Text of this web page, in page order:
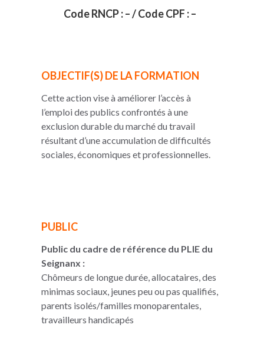
Code RNCP : – / Code CPF : –
OBJECTIF(S) DE LA FORMATION
Cette action vise à améliorer l’accès à
l’emploi des publics confrontés à une
exclusion durable du marché du travail
résultant d’une accumulation de difficultés
sociales, économiques et professionnelles.
PUBLIC
Public du cadre de référence du PLIE du
Seignanx :
Chômeurs de longue durée, allocataires, des
minimas sociaux, jeunes peu ou pas qualifiés,
parents isolés/familles monoparentales,
travailleurs handicapés